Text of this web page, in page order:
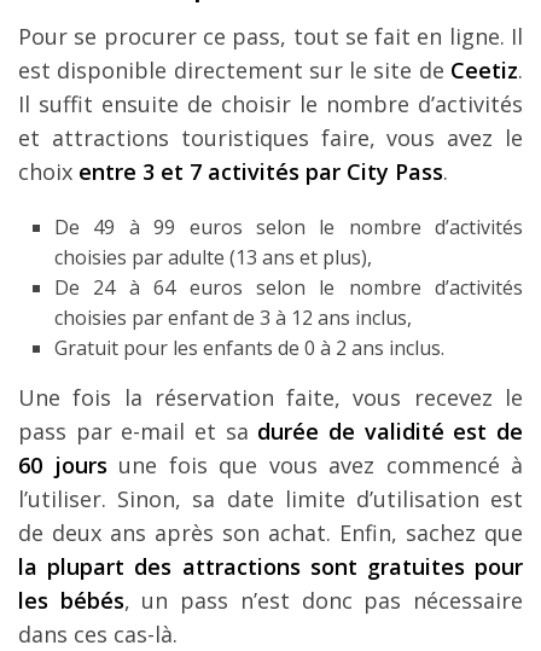
Pour se procurer ce pass, tout se fait en ligne. Il
est disponible directement sur le site de Ceetiz.
Il suffit ensuite de choisir le nombre d’activités
et attractions touristiques faire, vous avez le
choix entre 3 et 7 activités par City Pass.
De 49 à 99 euros selon le nombre d’activités
choisies par adulte (13 ans et plus),
De 24 à 64 euros selon le nombre d’activités
choisies par enfant de 3 à 12 ans inclus,
Gratuit pour les enfants de 0 à 2 ans inclus.
Une fois la réservation faite, vous recevez le
pass par e-mail et sa durée de validité est de
60 jours une fois que vous avez commencé à
l’utiliser. Sinon, sa date limite d’utilisation est
de deux ans après son achat. Enfin, sachez que
la plupart des attractions sont gratuites pour
les bébés, un pass n’est donc pas nécessaire
dans ces cas-là.